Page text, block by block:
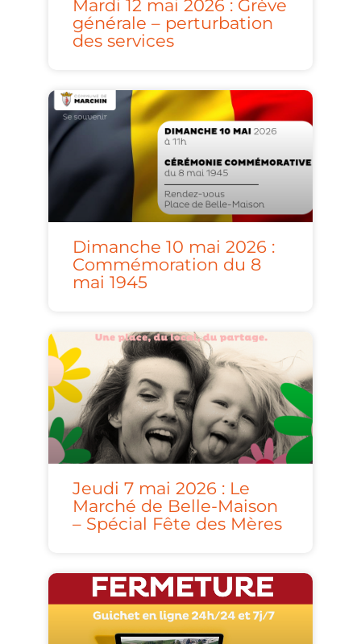
Mardi 12 mai 2026 : Grève
générale – perturbation
des services
Dimanche 10 mai 2026 :
Commémoration du 8
mai 1945
Jeudi 7 mai 2026 : Le
Marché de Belle-Maison
– Spécial Fête des Mères